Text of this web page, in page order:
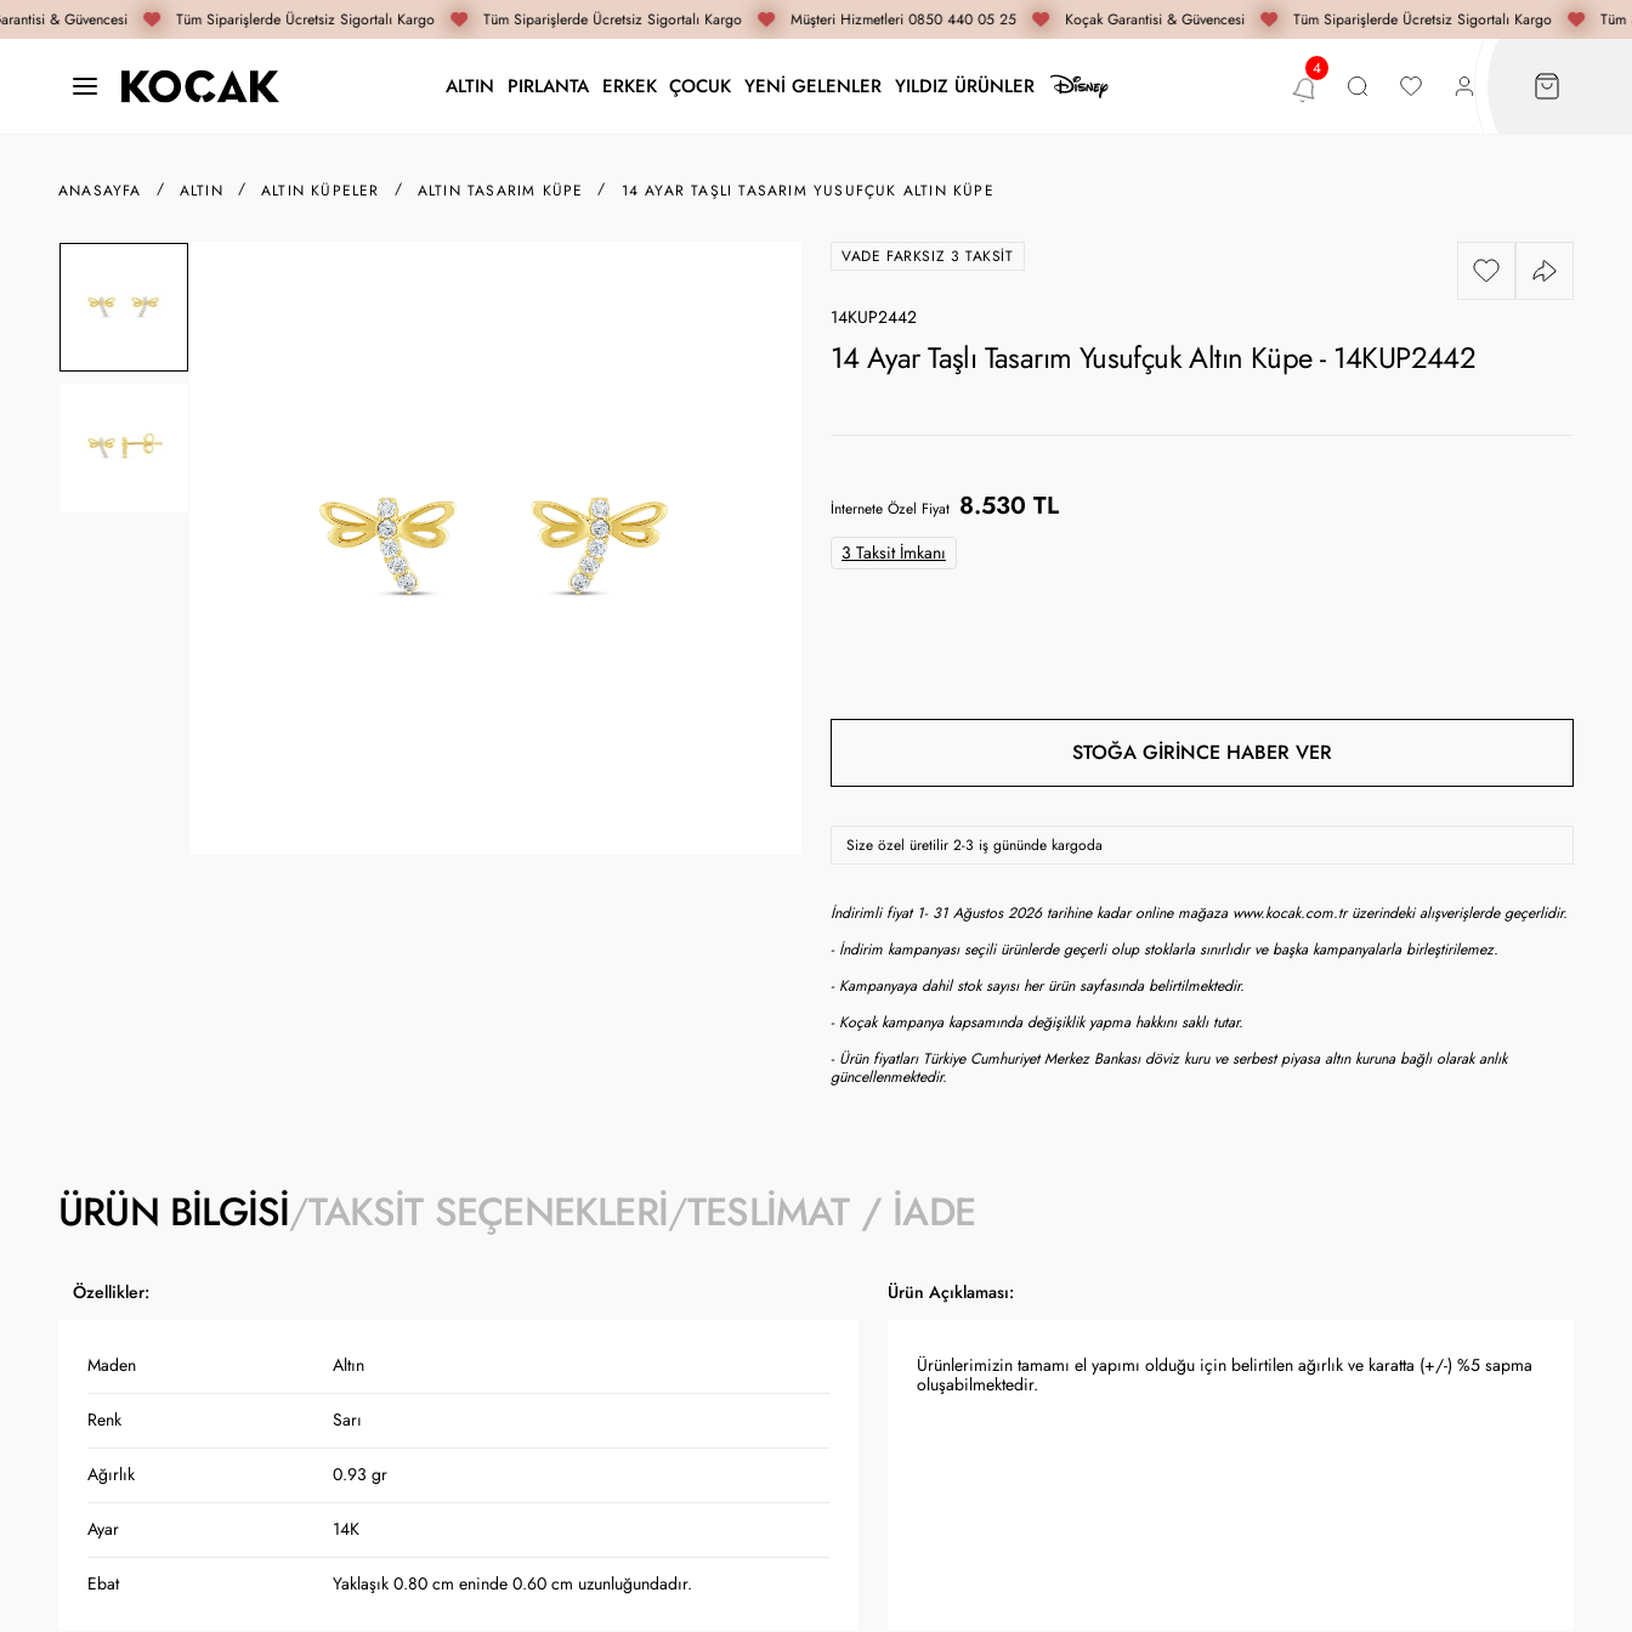
& Güvencesi Tüm Siparişlerde Ücretsiz Sigortalı Kargo Tüm Siparişlerde Ücretsiz Sigortalı Kargo Müşteri Hizmetleri 0850 440 05 25 Koçak Garantisi & Güvencesi Tüm Siparişlerde Ücretsiz Sigortalı Kargo Tüm
ALTIN PIRLANTA ERKEK ÇOCUK YENİ GELENLER YILDIZ ÜRÜNLER
ANASAYFA ALTIN ALTIN KÜPELER ALTIN TASARIM KÜPE 14 AYAR TAŞLI TASARIM YUSUFÇUK ALTIN KÜPE
VADE FARKSIZ 3 TAKSIT
14KUP2442
14 Ayar Taşlı Tasarım Yusufçuk Altın Küpe - 14KUP2442
İnternete Özel Fiyat 8.530 TL
3 Taksit İmkanı
STOĞA GIRINCE HABER VER
Size özel üretilir 2-3 iş gününde kargoda
İndirimli fiyat 1- 31 Ağustos 2026 tarihine kadar online mağaza www.kocak.com.tr üzerindeki alışverişlerde geçerlidir.
- İndirim kampanyası seçili ürünlerde geçerli olup stoklarla sınırlıdır ve başka kampanyalarla birleştirilemez.
- Kampanyaya dahil stok sayısı her ürün sayfasında belirtilmektedir.
- Koçak kampanya kapsamında değişiklik yapma hakkını saklı tutar.
- Ürün fiyatları Türkiye Cumhuriyet Merkez Bankası döviz kuru ve serbest piyasa altın kuruna bağlı olarak anlık
güncellenmektedir.
ÜRÜN BILGISI TAKSIT SEÇENEKLERI TESLIMAT / İADE
Özellikler: Ürün Açıklaması:
Maden Altın
Renk Sarı
Ağırlık 0.93 gr
Ayar 14K
Ebat Yaklaşık 0.80 cm eninde 0.60 cm uzunluğundadır.
Ürünlerimizin tamamı el yapımı olduğu için belirtilen ağırlık ve karatta (+/-) %5 sapma
oluşabilmektedir.